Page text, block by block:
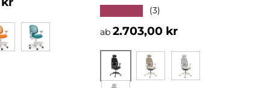
OrangeBlå
(3)
ab Normalpris
2.703,00 kr
Sort Beige Grå